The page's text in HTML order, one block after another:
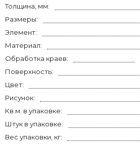
Толщина, мм:
Размеры:
Элемент:
Материал:
Обработка краев:
Поверхность:
Цвет:
Рисунок:
Кв.м. в упаковке:
Штук в упаковке:
Вес упаковки, кг: